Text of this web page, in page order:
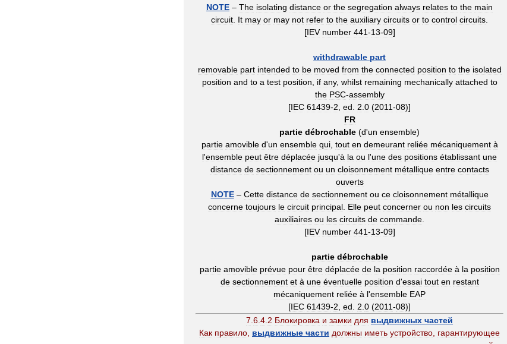
NOTE – The isolating distance or the segregation always relates to the main
circuit It may or may not refer to the auxiliary circuits or to control circuits
[IEV number 441-13-09]
withdrawable part
removable part intended to be moved from the connected position to the isolated
position and to a test position if any, whilst remaining mechanically attached to
the PSC-assembly
[IEC 61439-2 ed 2 0 (2011-08)]
FR
partie débrochable (d'un ensemble)
partie amovible d'un ensemble qui, tout en demeurant reliée mécaniquement à
l'ensemble peut être déplacée jusqu'à la ou l'une des positions établissant une
distance de sectionnement ou un cloisonnement métallique entre contacts
ouverts
NOTE– Cette distance de sectionnement ou ce cloisonnement métallique
concerne toujours le circuit principal Elle peut concerner ou non les circuits
auxiliaires ou les circuits de commande
[IEV number 441-13-09]
partie débrochable
partie amovible prévue pour être déplacée de la position raccordée à la position
de sectionnement et à une éventuelle position d'essai tout en restant
mécaniquement reliée à l'ensemble EAP
[IEC 61439-2 ed 2 0 (2011-08)]
7 6 4 2 Блокировка и замки для выдвижных частей
Как правило выдвижные части должны иметь устройство гарантирующее